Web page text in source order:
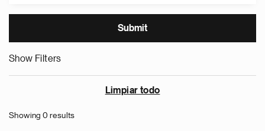
Show Filters
Limpiar todo
Showing 0 results